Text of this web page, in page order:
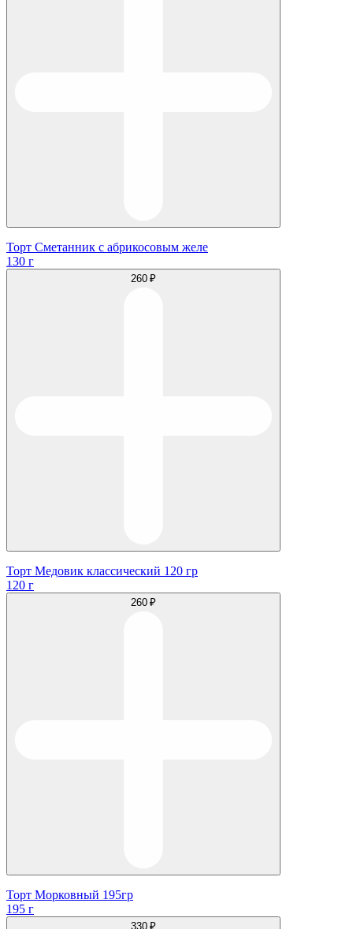
Торт Сметанник с абрикосовым желе
130 г
260 ₽
Торт Медовик классический 120 гр
120 г
260 ₽
Торт Морковный 195гр
195 г
330 ₽